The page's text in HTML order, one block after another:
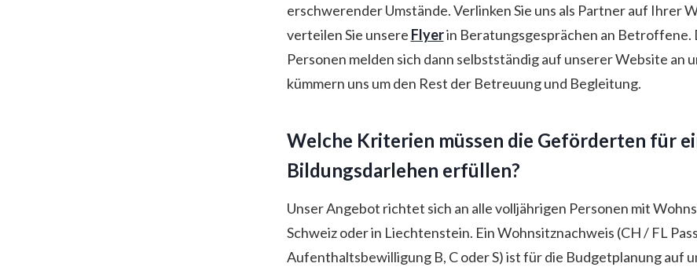
erschwerender Umstände. Verlinken Sie uns als Partner auf Ihrer
verteilen Sie unsere Flyerin Beratungsgesprächen an Betroffene.
Personen melden sich dann selbstständig auf unserer Website an
kümmern uns um den Rest der Betreuung und Begleitung.
Welche Kriterien müssen die Geförderten für
Bildungsdarlehen erfüllen?
Unser Angebot richtet sich an alle volljährigen Personen mit
Schweiz oder in Liechtenstein. Ein Wohnsitznachweis (CH / FL
Aufenthaltsbewilligung B, C oder S) ist für die Budgetplanung auf